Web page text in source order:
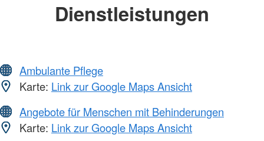
Dienstleistungen
Ambulante Pflege
Karte: Link zur Google Maps Ansicht
Angebote für Menschen mit Behinderungen
Karte: Link zur Google Maps Ansicht